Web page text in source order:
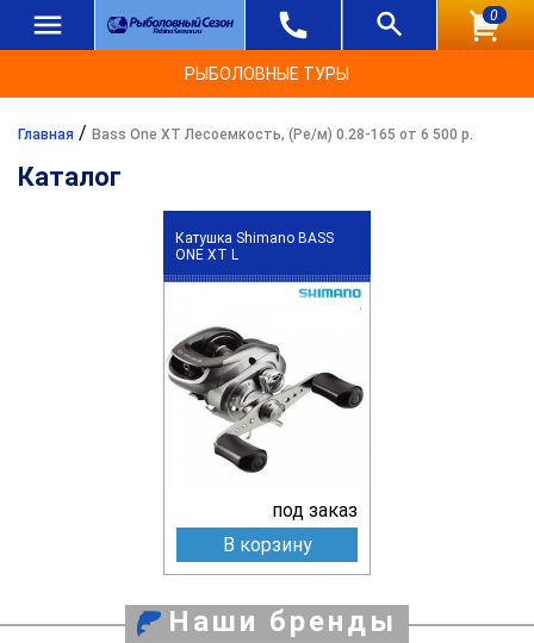
0
РЫБОЛОВНЫЕ ТУРЫ
Главная / Bass One XT Лесоемкость, (Ре/м) 0.28-165 от 6 500 р.
Каталог
Катушка Shimano BASS
ONE XT L
под заказ
В корзину
Наши бренды